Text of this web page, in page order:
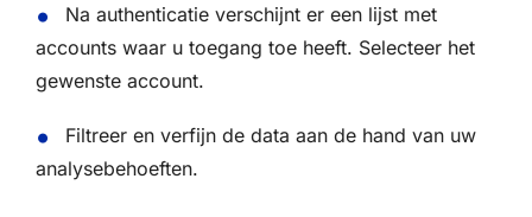
Na authenticatie verschijnt er een lijst met
accounts waar u toegang toe heeft. Selecteer het
gewenste account.
Filtreer en verfijn de data aan de hand van uw
analysebehoeften.